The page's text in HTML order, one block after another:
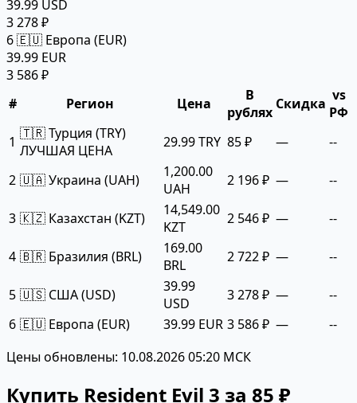
39.99 USD
3 278 ₽
6🇪🇺 Европа (EUR)
39.99 EUR
3 586 ₽
#
Регион Цена
В
рублях Скидка vs
РФ
1 🇹🇷 Турция (TRY)
ЛУЧШАЯ ЦЕНА
29.99 TRY 85 ₽ — --
2 🇺🇦 Украина (UAH)
1,200.00
UAH
2 196 ₽ — --
3 🇰🇿 Казахстан (KZT)
14,549.00
KZT
2 546 ₽ — --
4 🇧🇷 Бразилия (BRL)
169.00
BRL
2 722 ₽ — --
5 🇺🇸 США (USD)
39.99
USD
3 278 ₽ —
--
6 🇪🇺 Европа (EUR) 39.99 EUR 3 586 ₽ —
--
Цены обновлены: 10.08.2026 05:20 МСК
Купить Resident Evil 3 за 85 ₽